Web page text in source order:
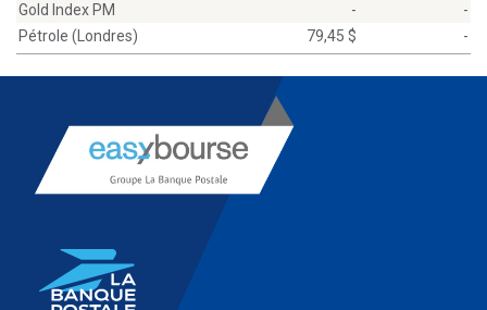
Gold Index PM
-
-
Pétrole (Londres)
79,45 $ -